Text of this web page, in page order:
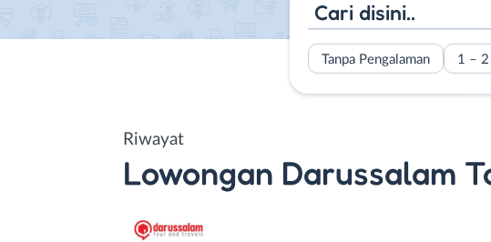
Tanpa Pengalaman 1 – 2
Riwayat
Lowongan Darussalam